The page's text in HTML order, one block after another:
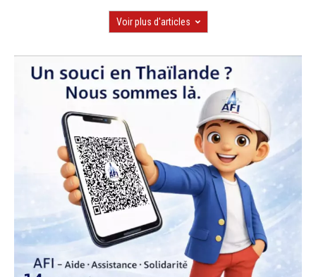
Voir plus d'articles